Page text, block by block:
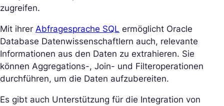
zugreifen.
Mit ihrer Abfragesprache SQL ermöglicht Oracle
Database Datenwissenschaftlern auch, relevante
Informationen aus den Daten zu extrahieren. Sie
können Aggregations-, Join- und Filteroperationen
durchführen, um die Daten aufzubereiten.
Es gibt auch Unterstützung für die Integration von